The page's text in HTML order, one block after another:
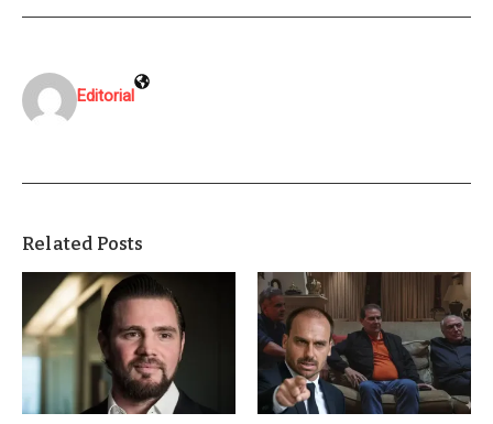
Editorial
Related Posts